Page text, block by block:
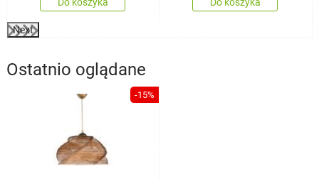
Next
Ostatnio oglądane
-15%